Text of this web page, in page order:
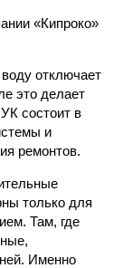
«Кипроко»
отключает
это делает
состоит в
и
ремонтов.
только для
Там, где
Именно